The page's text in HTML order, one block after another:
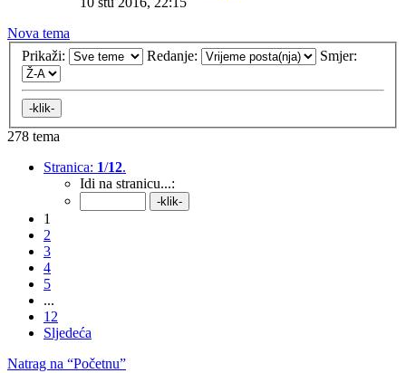
Nova tema
Prikaži:
Redanje: Smjer:
278 tema
Stranica: 1/12.
Idi na stranicu...:
1
2
3
4
5
...
12
Sljedeća
Natrag na “Početnu”